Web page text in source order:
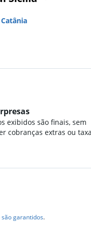
exibidos são finais, sem
cobranças extras ou
garantidos.